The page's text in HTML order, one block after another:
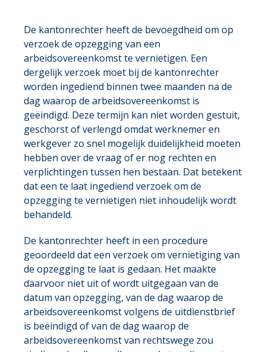
De kantonrechter heeft de bevoegdheid om op
verzoek de opzegging van een
arbeidsovereenkomst te vernietigen. Een
dergelijk verzoek moet bij de kantonrechter
worden ingediend binnen twee maanden na de
dag waarop de arbeidsovereenkomst is
geëindigd. Deze termijn kan niet worden gestuit,
geschorst of verlengd omdat werknemer en
werkgever zo snel mogelijk duidelijkheid moeten
hebben over de vraag of er nog rechten en
verplichtingen tussen hen bestaan. Dat betekent
dat een te laat ingediend verzoek om de
opzegging te vernietigen niet inhoudelijk wordt
behandeld.
De kantonrechter heeft in een procedure
geoordeeld dat een verzoek om vernietiging van
de opzegging te laat is gedaan. Het maakte
daarvoor niet uit of wordt uitgegaan van de
datum van opzegging, van de dag waarop de
arbeidsovereenkomst volgens de uitdienstbrief
is beëindigd of van de dag waarop de
arbeidsovereenkomst van rechtswege zou